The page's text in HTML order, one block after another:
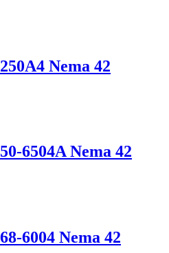
Nema 42
6504A Nema 42
6004 Nema 42